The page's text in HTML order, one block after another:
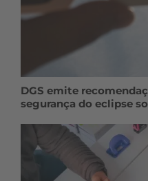
DGS emite
segurança do eclipse